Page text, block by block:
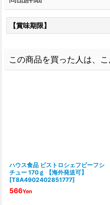
【賞味期限】
この商品を買った人は、
ハウス食品 ビストロシェフビーフシ
チュー 170ｇ 【海外発送可】
[T8A4902402851777]
566Yen